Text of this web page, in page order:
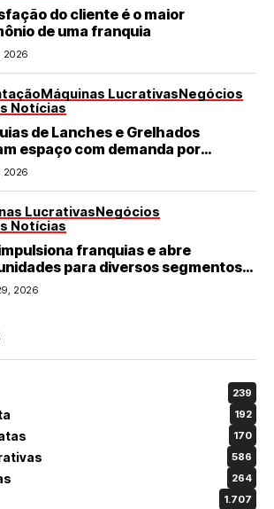
do cliente é o maior
de uma franquia
2026
Máquinas LucrativasNegócios
Notícias
de Lanches e Grelhados
espaço com demanda por
rápidas e de qualidade
2026
LucrativasNegócios
Notícias
franquias e abre
para diversos segmentos
2026
239
192
170
586
264
1.707